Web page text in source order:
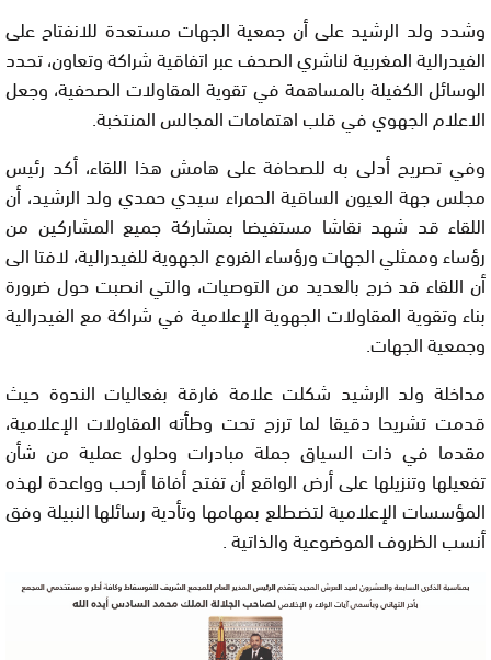
وشدد ولد الرشيد على أن جمعية الجهات مستعدة للانفتاح على
الفيدرالية المغربية لناشري الصحف عبر اتفاقية شراكة وتعاون، تحدد
الوسائل الكفيلة بالمساهمة في تقوية المقاولات الصحفية، وجعل
الاعلام الجهوي في قلب اهتمامات المجالس المنتخبة.
وفي تصريح أدلى به للصحافة على هامش هذا اللقاء، أكد رئيس
مجلس جهة العيون الساقية الحمراء سيدي حمدي ولد الرشيد، أن
اللقاء قد شهد نقاشا مستفيضا بمشاركة جميع المشاركين من
رؤساء وممثلي الجهات ورؤساء الفروع الجهوية للفيدرالية، لافتا الى
أن اللقاء قد خرج بالعديد من التوصيات، والتي انصبت حول ضرورة
بناء وتقوية المقاولات الجهوية الإعلامية في شراكة مع الفيدرالية
وجمعية الجهات.
مداخلة ولد الرشيد شكلت علامة فارقة بفعاليات الندوة حيث
قدمت تشريحا دقيقا لما ترزح تحت وطأته المقاولات الإعلامية،
مقدما في ذات السياق جملة مبادرات وحلول عملية من شأن
تفعيلها وتنزيلها على أرض الواقع أن تفتح أفاقا أرحب وواعدة لهذه
المؤسسات الإعلامية لتضطلع بمهامها وتأدية رسائلها النبيلة وفق
أنسب الظروف الموضوعية والذاتية .